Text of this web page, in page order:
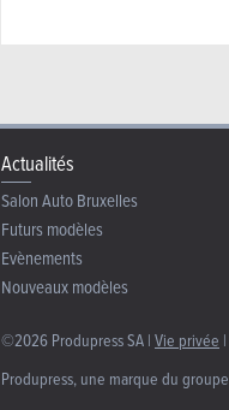
Actualités
Salon Auto Bruxelles
Futurs modèles
Evènements
Nouveaux modèles
©2026 Produpress SA | Vie privée |
Produpress, une marque du groupe